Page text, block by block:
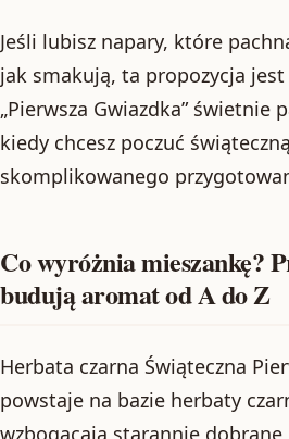
Jeśli lubisz napary, które
jak smakują, ta propozycja
„Pierwsza Gwiazdka” świetnie
kiedy chcesz poczuć
skomplikowanego
Co wyróżnia mieszankę?
budują aromat od A do Z
Herbata czarna Świąteczna
powstaje na bazie herbaty
wzbogacają starannie